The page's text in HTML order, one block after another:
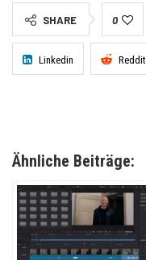
SHARE 0
Linkedin Reddit
Ähnliche Beiträge: